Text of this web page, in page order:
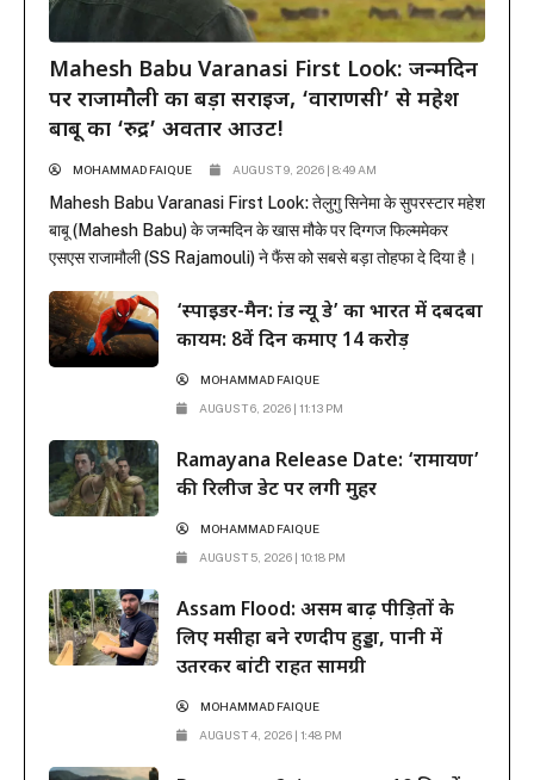
Mahesh Babu Varanasi First Look: जन्मदिन
पर राजामौली का बड़ा सरप्राइज, ‘वाराणसी’ से महेश
बाबू का ‘रुद्र’ अवतार आउट!
MOHAMMAD FAIQUE AUGUST 9, 2026 | 8:49 AM
Mahesh Babu Varanasi First Look: तेलुगु सिनेमा के सुपरस्टार महेश
बाबू (Mahesh Babu) के जन्मदिन के खास मौके पर दिग्गज फिल्ममेकर
एसएस राजामौली (SS Rajamouli) ने फैंस को सबसे बड़ा तोहफा दे दिया है।
महेश बाबू का मच-अवेटेड फर्स्ट लुक रिलीज कर दिया है। इस फिल्म...
‘स्पाइडर-मैन: ब्रांड न्यू डे’ का भारत में दबदबा
कायम: 8वें दिन कमाए 14 करोड़
MOHAMMAD FAIQUE
AUGUST 6, 2026 | 11:13 PM
Ramayana Release Date: ‘रामायण’
की रिलीज डेट पर लगी मुहर
MOHAMMAD FAIQUE
AUGUST 5, 2026 | 10:18 PM
Assam Flood: असम बाढ़ पीड़ितों के
लिए मसीहा बने रणदीप हुड्डा, पानी में
उतरकर बांटी राहत सामग्री
MOHAMMAD FAIQUE
AUGUST 4, 2026 | 1:48 PM